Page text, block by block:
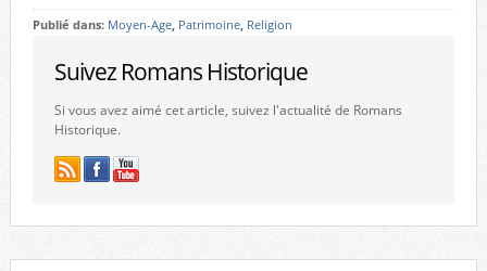
Publié dans: Moyen-Age, Patrimoine, Religion
Suivez Romans Historique
Si vous avez aimé cet article, suivez l'actualité de Romans
Historique.